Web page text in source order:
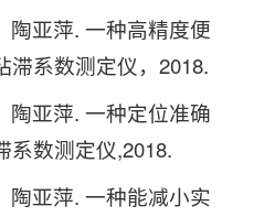
亚萍. 一种高精度便
滞系数测定仪，2018.
亚萍. 一种定位准确
系数测定仪,2018.
亚萍. 一种能减小实